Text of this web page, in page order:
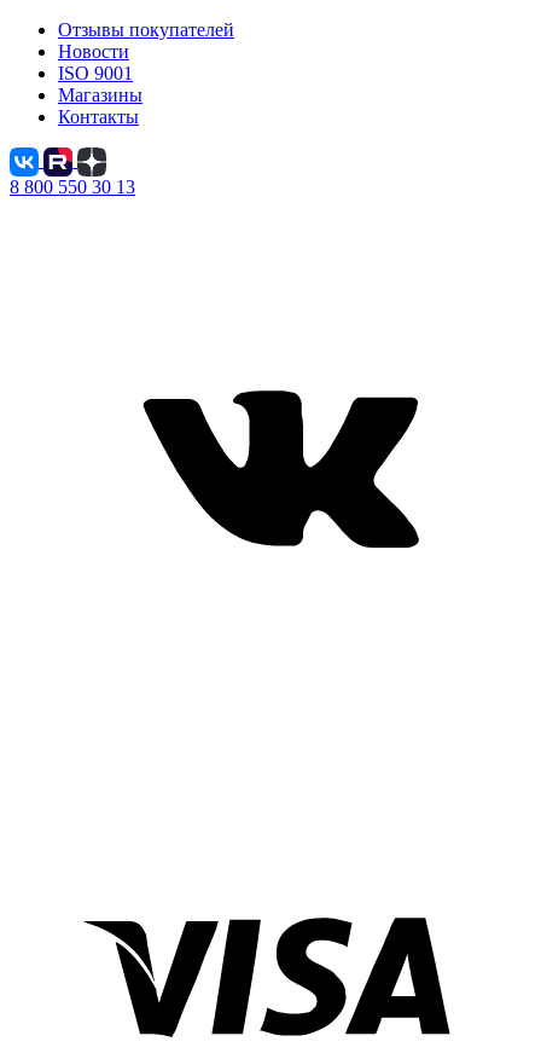
Отзывы покупателей
Новости
ISO 9001
Магазины
Контакты
8 800 550 30 13